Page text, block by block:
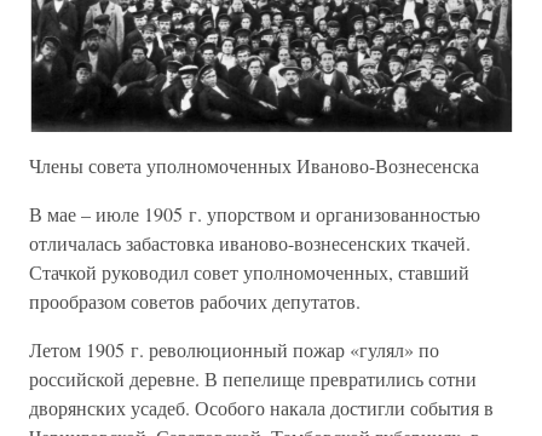
Члены совета уполномоченных Иваново-Вознесенска
В мае – июле 1905 г. упорством и организованностью
отличалась забастовка иваново-вознесенских ткачей.
Стачкой руководил совет уполномоченных, ставший
прообразом советов рабочих депутатов.
Летом 1905 г. революционный пожар «гулял» по
российской деревне. В пепелище превратились сотни
дворянских усадеб. Особого накала достигли события в